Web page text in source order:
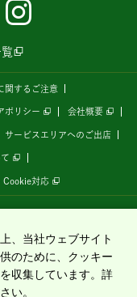
関するご注意
ポリシー 会社概要
サービスエリアへのご出店
Cookie対応
Limited
、当社ウェブサイト
のために、クッキー
収集しています。詳
い。